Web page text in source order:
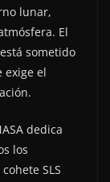
lunar,
El
sometido
exige el
dedica
los
SLS